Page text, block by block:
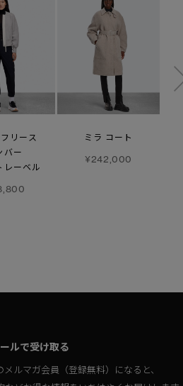
リース
バー
レーベル
ミラ コート
¥242,000
ルで受け取る
メルマガ会員（登録無料）になると、